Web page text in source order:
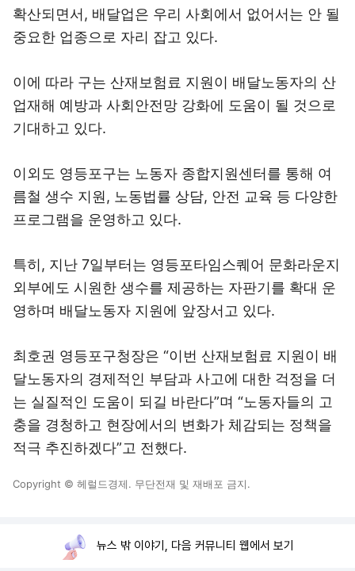
확산되면서, 배달업은 우리 사회에서 없어서는 안 될
중요한 업종으로 자리 잡고 있다.
이에 따라 구는 산재보험료 지원이 배달노동자의 산
업재해 예방과 사회안전망 강화에 도움이 될 것으로
기대하고 있다.
이외도 영등포구는 노동자 종합지원센터를 통해 여
름철 생수 지원, 노동법률 상담, 안전 교육 등 다양한
프로그램을 운영하고 있다.
특히, 지난 7일부터는 영등포타임스퀘어 문화라운지
외부에도 시원한 생수를 제공하는 자판기를 확대 운
영하며 배달노동자 지원에 앞장서고 있다.
최호권 영등포구청장은 “이번 산재보험료 지원이 배
달노동자의 경제적인 부담과 사고에 대한 걱정을 더
는 실질적인 도움이 되길 바란다”며 “노동자들의 고
충을 경청하고 현장에서의 변화가 체감되는 정책을
적극 추진하겠다”고 전했다.
Copyright © 헤럴드경제. 무단전재 및 재배포 금지.
뉴스 밖 이야기, 다음 커뮤니티 웹에서 보기